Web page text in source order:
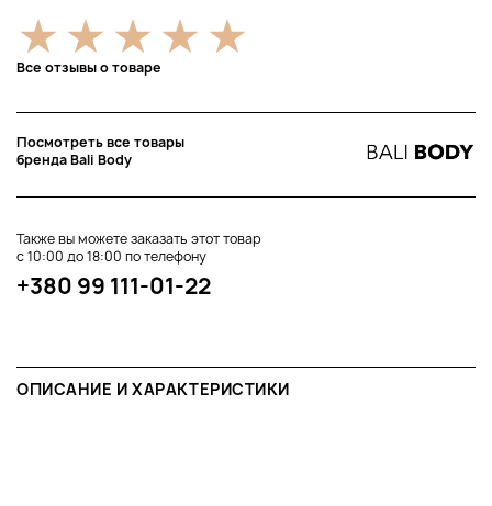
Все отзывы о товаре
Посмотреть все товары
бренда Bali Body
Также вы можете заказать этот товар
с 10:00 до 18:00 по телефону
+380 99 111-01-22
ОПИСАНИЕ И ХАРАКТЕРИСТИКИ